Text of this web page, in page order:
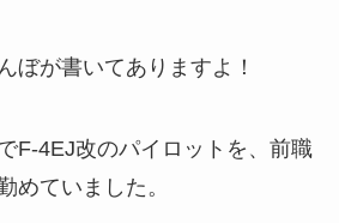
ぼが書いてありますよ！
F-4EJ改のパイロットを、前職
めていました。